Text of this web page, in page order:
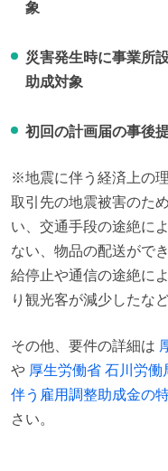
象
災害発生時に事業所
助成対象
初回の計画届の事後
※地震に伴う経済上の
取引先の地震被害のた
い、交通手段の途絶に
ない、物品の配送がで
給停止や通信の途絶に
り観光客が減少したな
その他、要件の詳細は
や 厚生労働省 石川労
伴う雇用調整助成金の
さい。